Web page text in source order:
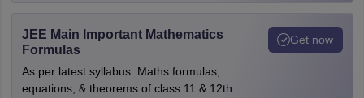
JEE Main Important Mathematics
Formulas
As per latest syllabus. Maths formulas,
equations, & theorems of class 11 & 12th
Get now